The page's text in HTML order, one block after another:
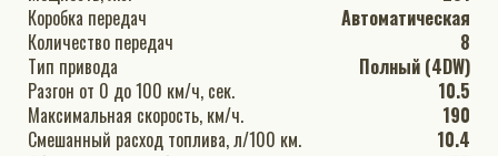
Коробка передач
Автоматическая
Количество передач
8
Тип привода
Полный (4DW)
Разгон от 0 до 100 км/ч, сек.
10.5
Максимальная скорость, км/ч.
190
Смешанный расход топлива, л/100 км.
10.4